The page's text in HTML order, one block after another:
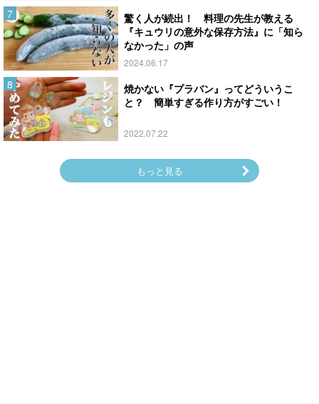
驚く人が続出！ 料理の先生が教える
『キュウリの意外な保存方法』に「知ら
なかった」の声
2024.06.17
焼かない『プラバン』ってどういうこ
と？ 簡単すぎる作り方がすごい！
2022.07.22
もっと見る